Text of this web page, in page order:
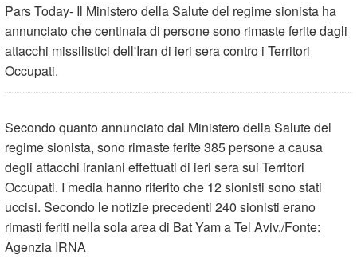
Pars Today- Il Ministero della Salute del regime sionista ha
annunciato che centinaia di persone sono rimaste ferite dagli
attacchi missilistici dell'Iran di ieri sera contro i Territori
Occupati.
Secondo quanto annunciato dal Ministero della Salute del
regime sionista, sono rimaste ferite 385 persone a causa
degli attacchi iraniani effettuati di ieri sera sui Territori
Occupati. I media hanno riferito che 12 sionisti sono stati
uccisi. Secondo le notizie precedenti 240 sionisti erano
rimasti feriti nella sola area di Bat Yam a Tel Aviv./Fonte:
Agenzia IRNA